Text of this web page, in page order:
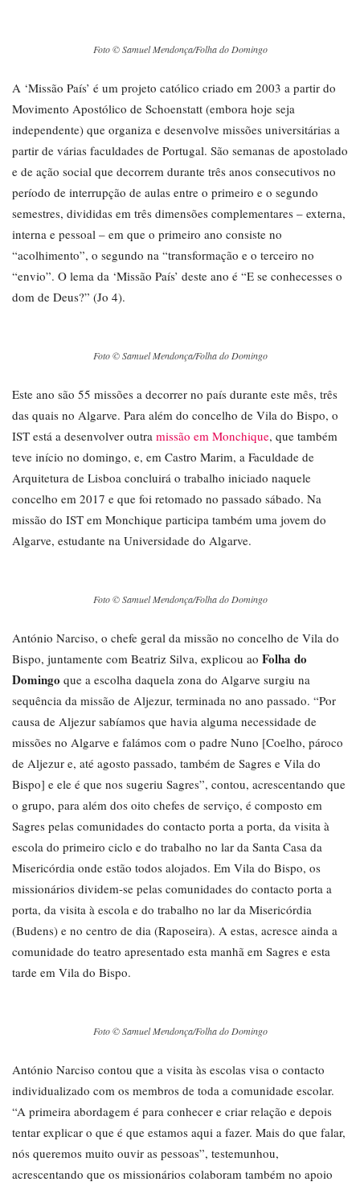
Foto © Samuel Mendonça/Folha do Domingo
A ‘Missão País’ é um projeto católico criado em 2003 a partir do
Movimento Apostólico de Schoenstatt (embora hoje seja
independente) que organiza e desenvolve missões universitárias a
partir de várias faculdades de Portugal. São semanas de apostolado
e de ação social que decorrem durante três anos consecutivos no
período de interrupção de aulas entre o primeiro e o segundo
semestres, divididas em três dimensões complementares – externa,
interna e pessoal – em que o primeiro ano consiste no
“acolhimento”, o segundo na “transformação e o terceiro no
“envio”. O lema da ‘Missão País’ deste ano é “E se conhecesses o
dom de Deus?” (Jo 4).
Foto © Samuel Mendonça/Folha do Domingo
Este ano são 55 missões a decorrer no país durante este mês, três
das quais no Algarve. Para além do concelho de Vila do Bispo, o
IST está a desenvolver outra missão em Monchique, que também
teve início no domingo, e, em Castro Marim, a Faculdade de
Arquitetura de Lisboa concluirá o trabalho iniciado naquele
concelho em 2017 e que foi retomado no passado sábado. Na
missão do IST em Monchique participa também uma jovem do
Algarve, estudante na Universidade do Algarve.
Foto © Samuel Mendonça/Folha do Domingo
António Narciso, o chefe geral da missão no concelho de Vila do
Bispo, juntamente com Beatriz Silva, explicou ao Folha do
Domingo que a escolha daquela zona do Algarve surgiu na
sequência da missão de Aljezur, terminada no ano passado. “Por
causa de Aljezur sabíamos que havia alguma necessidade de
missões no Algarve e falámos com o padre Nuno [Coelho, pároco
de Aljezur e, até agosto passado, também de Sagres e Vila do
Bispo] e ele é que nos sugeriu Sagres”, contou, acrescentando que
o grupo, para além dos oito chefes de serviço, é composto em
Sagres pelas comunidades do contacto porta a porta, da visita à
escola do primeiro ciclo e do trabalho no lar da Santa Casa da
Misericórdia onde estão todos alojados. Em Vila do Bispo, os
missionários dividem-se pelas comunidades do contacto porta a
porta, da visita à escola e do trabalho no lar da Misericórdia
(Budens) e no centro de dia (Raposeira). A estas, acresce ainda a
comunidade do teatro apresentado esta manhã em Sagres e esta
tarde em Vila do Bispo.
Foto © Samuel Mendonça/Folha do Domingo
António Narciso contou que a visita às escolas visa o contacto
individualizado com os membros de toda a comunidade escolar.
“A primeira abordagem é para conhecer e criar relação e depois
tentar explicar o que é que estamos aqui a fazer. Mais do que falar,
nós queremos muito ouvir as pessoas”, testemunhou,
acrescentando que os missionários colaboram também no apoio